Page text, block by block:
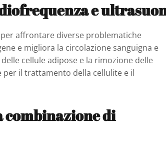
e
affrontare diverse problematiche
e migliora la circolazione sanguigna e
cellule adipose e la rimozione delle
il trattamento della cellulite e il
combinazione di